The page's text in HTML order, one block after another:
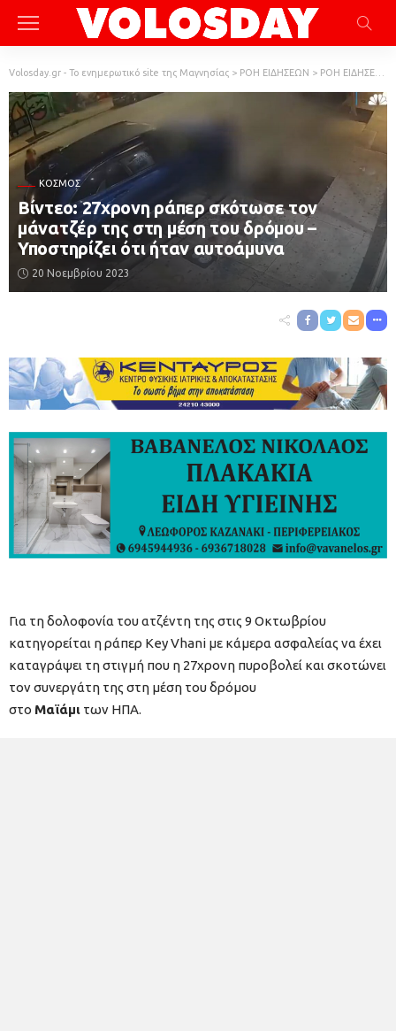
Volosday.gr - Το ενημερωτικό site της Μαγνησίας > ΡΟΗ ΕΙΔΗΣΕΩΝ > ΡΟΗ ΕΙΔΗΣΕΩΝ
ΚΌΣΜΟΣ
Βίντεο: 27χρονη ράπερ σκότωσε τον
μάνατζέρ της στη μέση του δρόμου –
Υποστηρίζει ότι ήταν αυτοάμυνα
20 Νοεμβρίου 2023
Για τη δολοφονία του ατζέντη της στις 9 Οκτωβρίου
κατηγορείται η ράπερ Key Vhani με κάμερα ασφαλείας να έχει
καταγράψει τη στιγμή που η 27χρονη πυροβολεί και σκοτώνει
τον συνεργάτη της στη μέση του δρόμου
στο Μαϊάμι των ΗΠΑ.